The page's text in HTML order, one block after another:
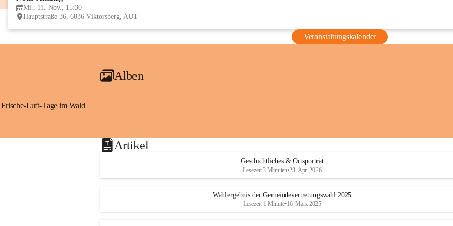
Mi., 11. Nov., 15:30
Hauptstraße 36, 6836 Viktorsberg, AUT
Veranstaltungskalender
Alben
Frische-Luft-Tage im Wald
Artikel
Geschichtliches & Ortsporträt
Lesezeit 3 Minuten•23. Apr. 2026
Wahlergebnis der Gemeindevertretungswahl 2025
Lesezeit 1 Minute•16. März 2025